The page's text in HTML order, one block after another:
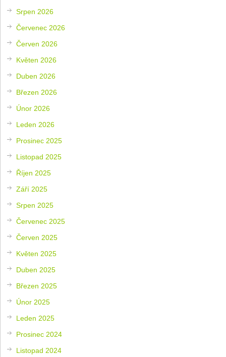
Srpen 2026
Červenec 2026
Červen 2026
Květen 2026
Duben 2026
Březen 2026
Únor 2026
Leden 2026
Prosinec 2025
Listopad 2025
Říjen 2025
Září 2025
Srpen 2025
Červenec 2025
Červen 2025
Květen 2025
Duben 2025
Březen 2025
Únor 2025
Leden 2025
Prosinec 2024
Listopad 2024